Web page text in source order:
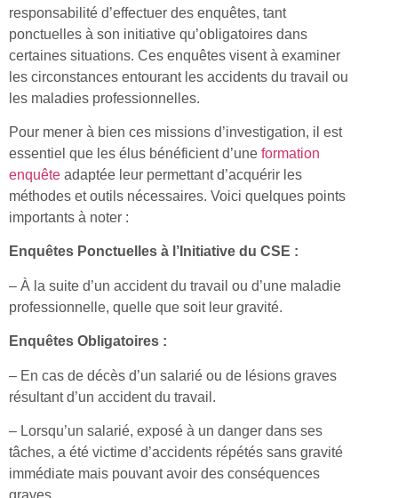
responsabilité d’effectuer des enquêtes, tant
ponctuelles à son initiative qu’obligatoires dans
certaines situations. Ces enquêtes visent à examiner
les circonstances entourant les accidents du travail ou
les maladies professionnelles.
Pour mener à bien ces missions d’investigation, il est
essentiel que les élus bénéficient d’une formation
enquête adaptée leur permettant d’acquérir les
méthodes et outils nécessaires. Voici quelques points
importants à noter :
Enquêtes Ponctuelles à l’Initiative du CSE :
– À la suite d’un accident du travail ou d’une maladie
professionnelle, quelle que soit leur gravité.
Enquêtes Obligatoires :
– En cas de décès d’un salarié ou de lésions graves
résultant d’un accident du travail.
– Lorsqu’un salarié, exposé à un danger dans ses
tâches, a été victime d’accidents répétés sans gravité
immédiate mais pouvant avoir des conséquences
graves.